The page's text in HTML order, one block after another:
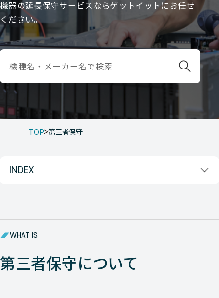
機器の延長保守サービスならゲットイットにお任せ
ください。
TOP 第三者保守
INDEX
WHAT IS
第三者保守について